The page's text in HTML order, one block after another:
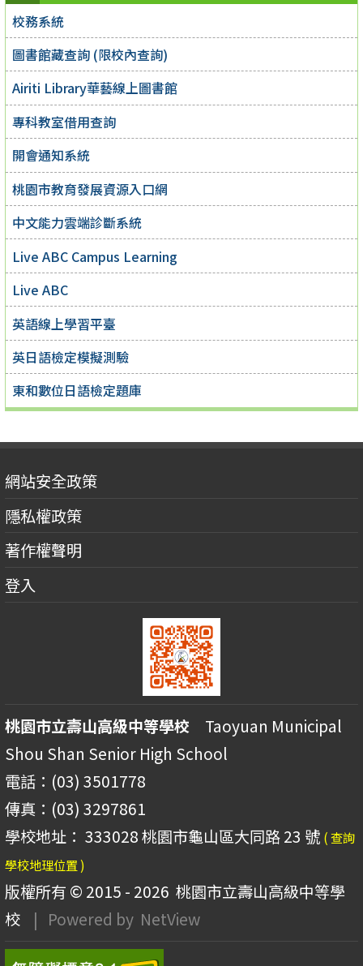
校務系統
圖書館藏查詢 (限校內查詢)
Airiti Library華藝線上圖書館
專科教室借用查詢
開會通知系統
桃園市教育發展資源入口網
中文能力雲端診斷系統
Live ABC Campus Learning
Live ABC
英語線上學習平臺
英日語檢定模擬測驗
東和數位日語檢定題庫
網站安全政策
隱私權政策
著作權聲明
登入
桃園市立壽山高級中等學校 Taoyuan Municipal
Shou Shan Senior High School
電話：(03) 3501778
傳真：(03) 3297861
學校地址： 333028 桃園市龜山區大同路 23 號 ( 查詢
學校地理位置 )
版權所有 © 2015 - 2026 桃園市立壽山高級中等學
校
| Powered by NetView